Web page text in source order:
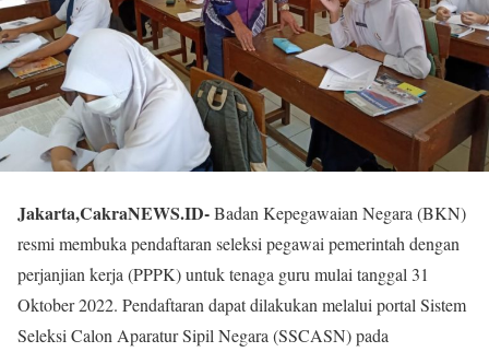
Jakarta,CakraNEWS.ID-Badan Kepegawaian Negara (BKN)
resmi membuka pendaftaran seleksi pegawai pemerintah dengan
perjanjian kerja (PPPK) untuk tenaga guru mulai tanggal 31
Oktober 2022. Pendaftaran dapat dilakukan melalui portal Sistem
Seleksi Calon Aparatur Sipil Negara (SSCASN) pada